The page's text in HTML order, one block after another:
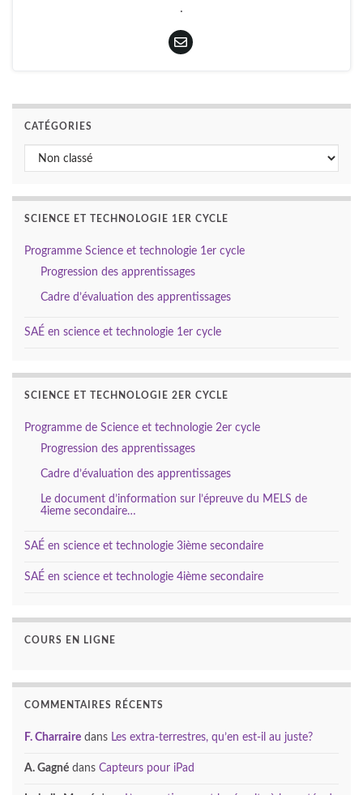
.
CATÉGORIES
Catégories
SCIENCE ET TECHNOLOGIE 1ER CYCLE
Programme Science et technologie 1er cycle
Progression des apprentissages
Cadre d’évaluation des apprentissages
SAÉ en science et technologie 1er cycle
SCIENCE ET TECHNOLOGIE 2ER CYCLE
Programme de Science et technologie 2er cycle
Progression des apprentissages
Cadre d’évaluation des apprentissages
Le document d’information sur l’épreuve du MELS de
4ieme secondaire…
SAÉ en science et technologie 3ième secondaire
SAÉ en science et technologie 4ième secondaire
COURS EN LIGNE
COMMENTAIRES RÉCENTS
F. Charraire dans Les extra-terrestres, qu’en est-il au juste?
A. Gagné dans Capteurs pour iPad